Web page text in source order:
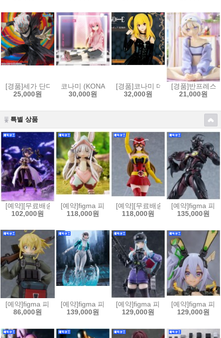
[경품]세가 단다단 FIGURIZMα 피규어 오카룬 변신 트랜스폼 비쥬얼
25,000원
코나미 (KONAMI) 봇치 더 록 피그큐브 피규어 고토
30,000원
[경품]코나미 데스노트 프라이즈
32,000원
[경품]반프레스
21,000원
특별 상품
[예약][무료배송]figma 피그마 마법소녀를 동경해서 - 마지아 베제
102,000원
[예약]figma 피그마 메이드 인 어비스 열일의 황금
118,000원
[예약][무료배송]figma 피그마 토
118,000원
[예약]figma 피
135,000원
[예약]figma 피그마 극장판 유녀전기 타냐 데그레챠프
86,000원
[예약]figma 피그마 퍼스트 디센던트 - 밸비
139,000원
[예약]figma 피그마 소녀전선2 망
129,000원
[예약]figma 피
129,000원